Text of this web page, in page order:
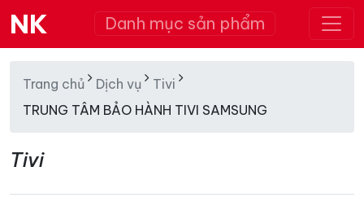
NK Danh mục sản phẩm
Trang chủ Dịch vụ
Tivi
TRUNG TÂM BẢO HÀNH TIVI SAMSUNG
Tivi